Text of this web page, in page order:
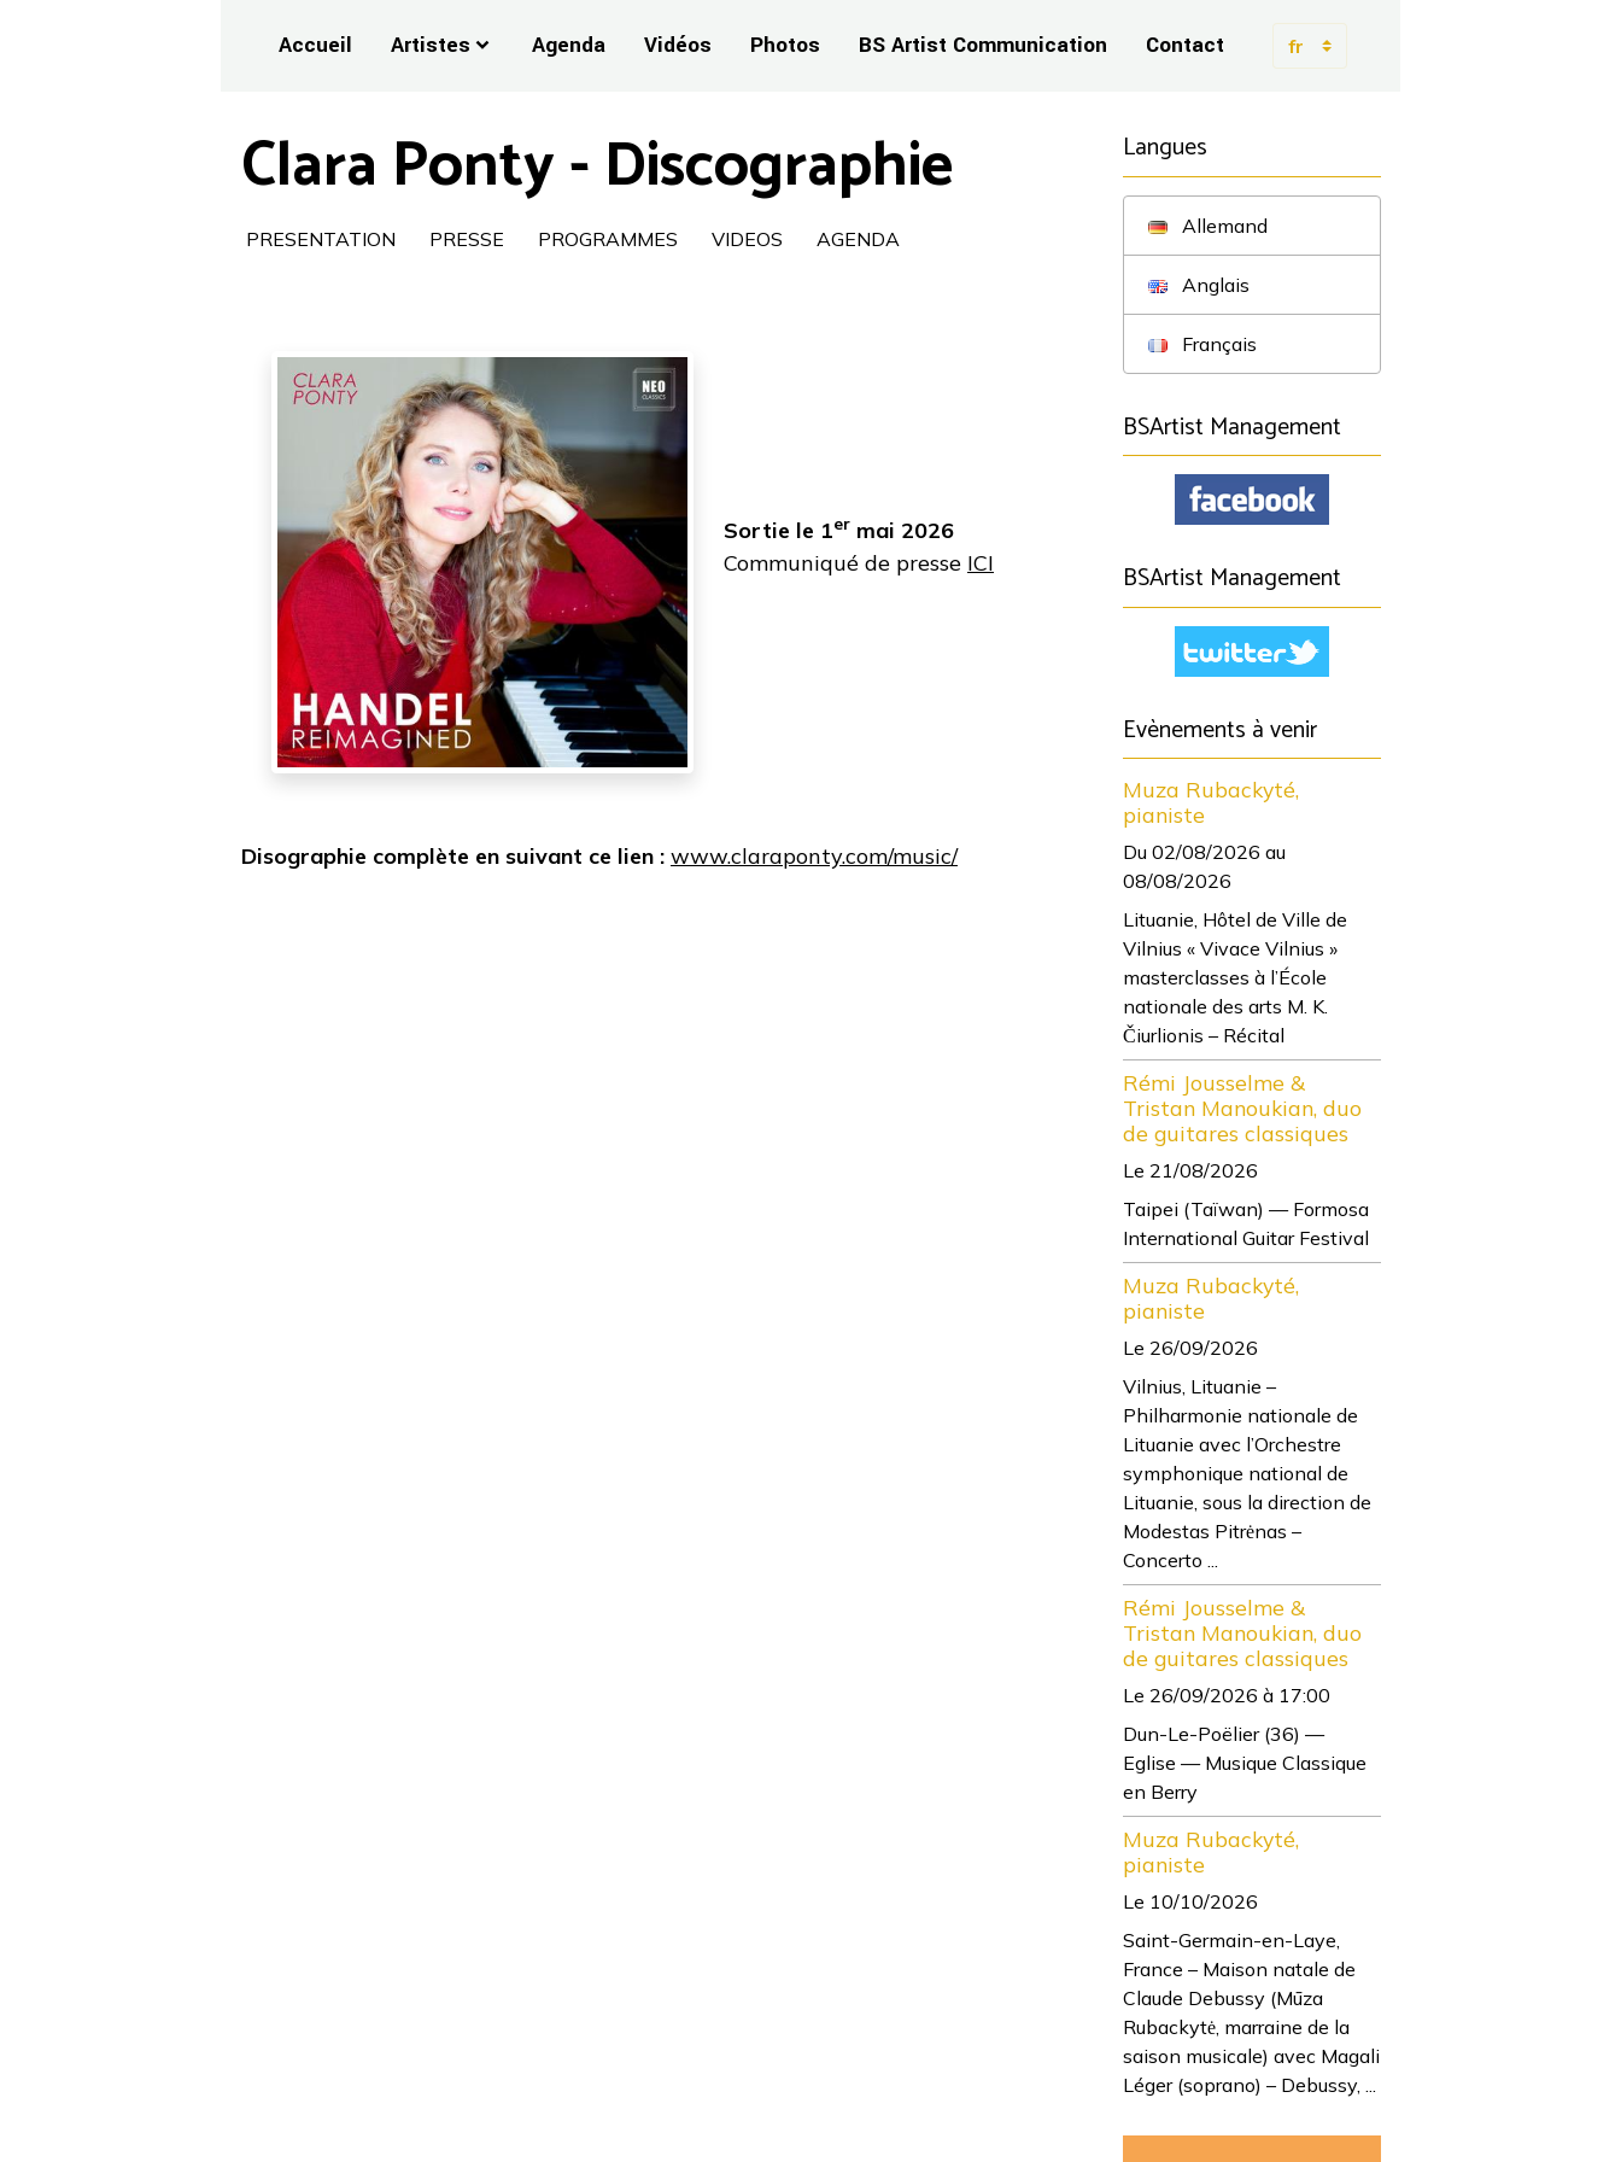
Accueil Artistes Agenda Vidéos Photos BS Artist Communication Contact
Clara Ponty - Discographie
PRESENTATION PRESSE PROGRAMMES VIDEOS AGENDA
Sortie le 1er mai 2026
Communiqué de presse ICI
Disographie complète en suivant ce lien : www.claraponty.com/music/
Langues
Allemand
Anglais
Français
BSArtist Management
BSArtist Management
Evènements à venir
Muza Rubackyté,
pianiste
Du 02/08/2026 au
08/08/2026
Lituanie, Hôtel de Ville de
Vilnius « Vivace Vilnius »
masterclasses à l’École
nationale des arts M. K.
Čiurlionis – Récital
Rémi Jousselme &
Tristan Manoukian, duo
de guitares classiques
Le 21/08/2026
Taipei (Taïwan) — Formosa
International Guitar Festival
Muza Rubackyté,
pianiste
Le 26/09/2026
Vilnius, Lituanie –
Philharmonie nationale de
Lituanie avec l’Orchestre
symphonique national de
Lituanie, sous la direction de
Modestas Pitrėnas –
Concerto ...
Rémi Jousselme &
Tristan Manoukian, duo
de guitares classiques
Le 26/09/2026 à 17:00
Dun-Le-Poëlier (36) —
Eglise — Musique Classique
en Berry
Muza Rubackyté,
pianiste
Le 10/10/2026
Saint-Germain-en-Laye,
France – Maison natale de
Claude Debussy (Mūza
Rubackytė, marraine de la
saison musicale) avec Magali
Léger (soprano) – Debussy, ...